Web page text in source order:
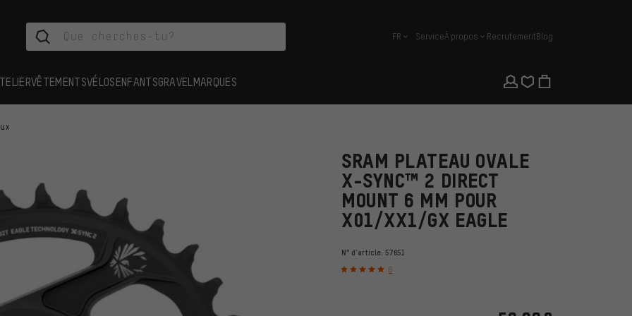
français
FR ServiceÀ propos RecrutementBlog
VÊTEMENTSVÉLOSENFANTSGRAVEL MARQUES
SRAM PLATEAU OVALE
X-SYNC™ 2 DIRECT
MOUNT 6 MM POUR
X01/XX1/GX EAGLE
N° d'article: 57651
6